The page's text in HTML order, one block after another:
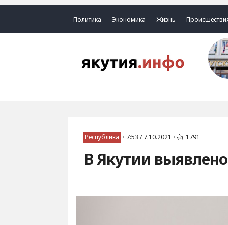
Политика Экономика Жизнь
Республика • 7:53 / 7.10.2021 • 1791
В Якутии